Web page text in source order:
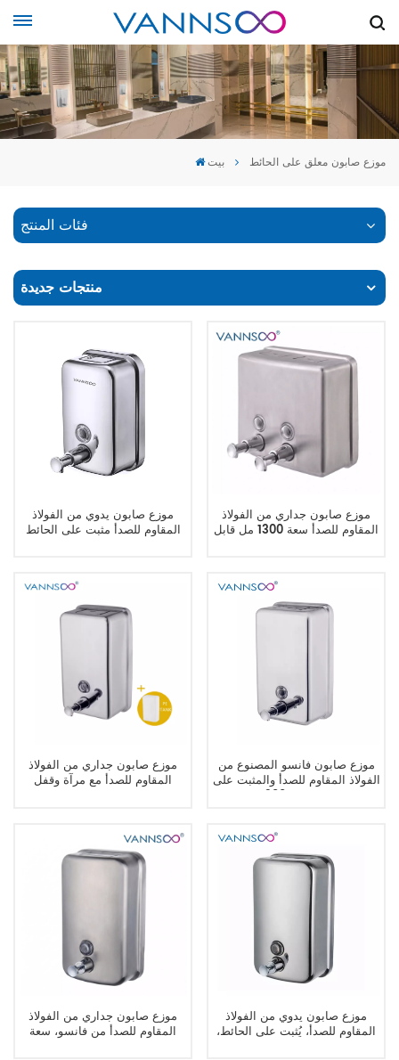
بيت موزع صابون معلق على الحائط
فئات المنتج
منتجات جديدة
موزع صابون يدوي من الفولاذ
المقاوم للصدأ مثبت على الحائط
موزع صابون جداري من الفولاذ
المقاوم للصدأ سعة 1300 مل قابل
موزع صابون جداري من الفولاذ
المقاوم للصدأ مع مرآة وقفل
موزع صابون فانسو المصنوع من
الفولاذ المقاوم للصدأ والمثبت على
موزع صابون جداري من الفولاذ
المقاوم للصدأ من فانسو، سعة
موزع صابون يدوي من الفولاذ
المقاوم للصدأ، يُثبت على الحائط،